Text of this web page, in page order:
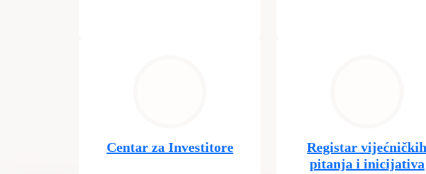
Centar za Investitore
Registar vijećničkih
pitanja i inicijativa